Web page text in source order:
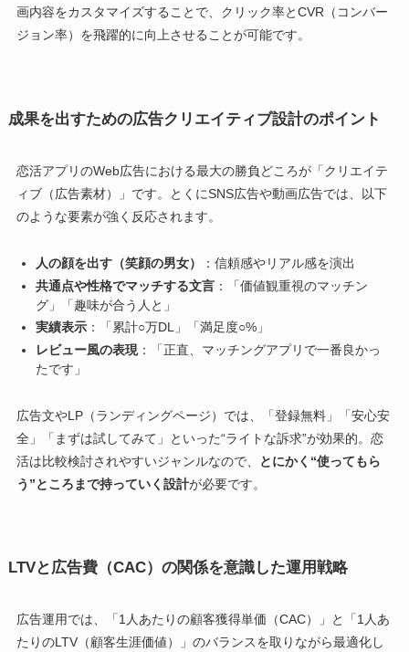
画内容をカスタマイズすることで、クリック率とCVR（コンバー
ジョン率）を飛躍的に向上させることが可能です。
成果を出すための広告クリエイティブ設計のポイント
恋活アプリのWeb広告における最大の勝負どころが「クリエイテ
ィブ（広告素材）」です。とくにSNS広告や動画広告では、以下
のような要素が強く反応されます。
人の顔を出す（笑顔の男女）
：信頼感やリアル感を演出
共通点や性格でマッチする文言：「価値観重視のマッチン
グ」「趣味が合う人と」
実績表示：「累計○万DL」「満足度○%」
レビュー風の表現：「正直、マッチングアプリで一番良かっ
たです」
広告文やLP（ランディングページ）では、「登録無料」「安心安
全」「まずは試してみて」といった“ライトな訴求”が効果的。恋
活は比較検討されやすいジャンルなので、
とにかく“使ってもら
う”ところまで持っていく設計が必要です。
LTVと広告費（CAC）の関係を意識した運用戦略
広告運用では、「1人あたりの顧客獲得単価（CAC）」と「1人あ
たりのLTV（顧客生涯価値）」のバランスを取りながら最適化し